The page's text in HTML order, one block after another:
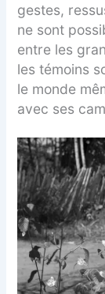
gestes,
ne sont
entre les
les témoins
le monde
avec ses